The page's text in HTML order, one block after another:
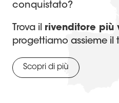
conquistato?
Trova il rivenditore più
progettiamo assieme il
Scopri di più